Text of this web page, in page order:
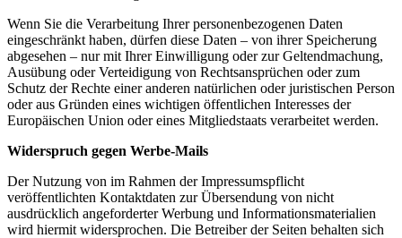
Wenn Sie die Verarbeitung Ihrer personenbezogenen Daten
eingeschränkt haben, dürfen diese Daten – von ihrer Speicherung
abgesehen – nur mit Ihrer Einwilligung oder zur Geltendmachung,
Ausübung oder Verteidigung von Rechtsansprüchen oder zum
Schutz der Rechte einer anderen natürlichen oder juristischen Person
oder aus Gründen eines wichtigen öffentlichen Interesses der
Europäischen Union oder eines Mitgliedstaats verarbeitet werden.
Widerspruch gegen Werbe-Mails
Der Nutzung von im Rahmen der Impressumspflicht
veröffentlichten Kontaktdaten zur Übersendung von nicht
ausdrücklich angeforderter Werbung und Informationsmaterialien
wird hiermit widersprochen. Die Betreiber der Seiten behalten sich